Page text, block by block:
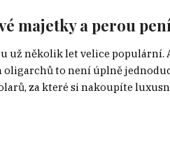
majetky a perou
už několik let velice populární.
to není úplně
za které si nakoupíte